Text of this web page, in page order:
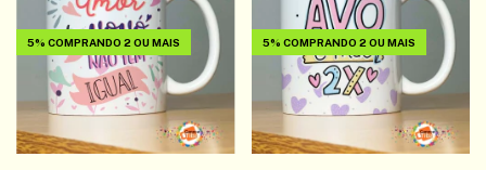
5% COMPRANDO 2 OU MAIS 5% COMPRANDO 2 OU MAIS